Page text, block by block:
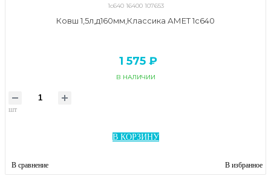
1с640 16400 107653
Ковш 1,5л,д160мм,Классика АМЕТ 1с640
1 575 ₽
В НАЛИЧИИ
шт
В КОРЗИНУ
В сравнение В избранное